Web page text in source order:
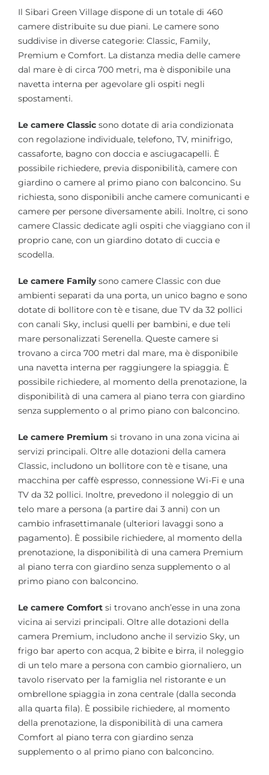
Il Sibari Green Village dispone di un totale di 460
camere distribuite su due piani. Le camere sono
suddivise in diverse categorie: Classic, Family,
Premium e Comfort. La distanza media delle camere
dal mare è di circa 700 metri, ma è disponibile una
navetta interna per agevolare gli ospiti negli
spostamenti.
Le camere Classic sono dotate di aria condizionata
con regolazione individuale, telefono, TV, minifrigo,
cassaforte, bagno con doccia e asciugacapelli. È
possibile richiedere, previa disponibilità, camere con
giardino o camere al primo piano con balconcino. Su
richiesta, sono disponibili anche camere comunicanti e
camere per persone diversamente abili. Inoltre, ci sono
camere Classic dedicate agli ospiti che viaggiano con il
proprio cane, con un giardino dotato di cuccia e
scodella.
Le camere Familysono camere Classic con due
ambienti separati da una porta, un unico bagno e sono
dotate di bollitore con tè e tisane, due TV da 32 pollici
con canali Sky, inclusi quelli per bambini, e due teli
mare personalizzati Serenella. Queste camere si
trovano a circa 700 metri dal mare, ma è disponibile
una navetta interna per raggiungere la spiaggia. È
possibile richiedere, al momento della prenotazione, la
disponibilità di una camera al piano terra con giardino
senza supplemento o al primo piano con balconcino.
Le camere Premium si trovano in una zona vicina ai
servizi principali. Oltre alle dotazioni della camera
Classic, includono un bollitore con tè e tisane, una
macchina per caffè espresso, connessione Wi-Fi e una
TV da 32 pollici. Inoltre, prevedono il noleggio di un
telo mare a persona (a partire dai 3 anni) con un
cambio infrasettimanale (ulteriori lavaggi sono a
pagamento). È possibile richiedere, al momento della
prenotazione, la disponibilità di una camera Premium
al piano terra con giardino senza supplemento o al
primo piano con balconcino.
Le camere Comfort si trovano anch’esse in una zona
vicina ai servizi principali. Oltre alle dotazioni della
camera Premium, includono anche il servizio Sky, un
frigo bar aperto con acqua, 2 bibite e birra, il noleggio
di un telo mare a persona con cambio giornaliero, un
tavolo riservato per la famiglia nel ristorante e un
ombrellone spiaggia in zona centrale (dalla seconda
alla quarta fila). È possibile richiedere, al momento
della prenotazione, la disponibilità di una camera
Comfort al piano terra con giardino senza
supplemento o al primo piano con balconcino.